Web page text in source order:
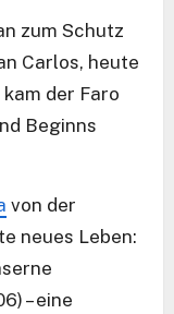
zum Schutz
Carlos, heute
der Faro
Beginns
von der
neues Leben:
– eine